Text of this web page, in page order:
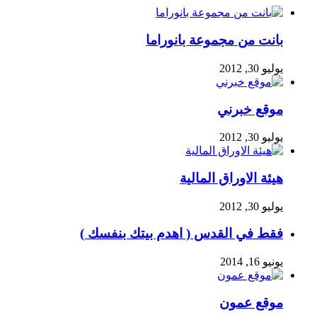
بانت من مجموعة بانوراما
يوليو 30, 2012
موقع خبرني
يوليو 30, 2012
هيئة الاوراق المالية
يوليو 30, 2012
فقط في القدس ( اهدم بيتك بنفسك )
يونيو 16, 2014
موقع عمون